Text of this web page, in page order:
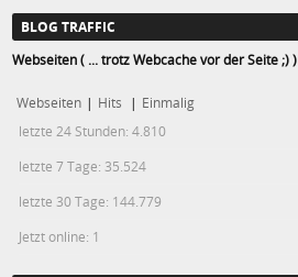
BLOG TRAFFIC
Webseiten ( ... trotz Webcache vor der Seite ;) )
Webseiten | Hits | Einmalig
letzte 24 Stunden:4.810
letzte 7 Tage: 35.524
letzte 30 Tage: 144.779
Jetzt online: 1